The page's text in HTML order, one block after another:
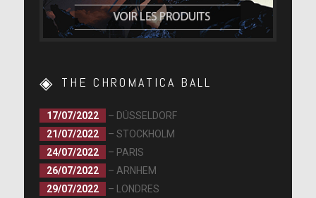
THE CHROMATICA BALL
17/07/2022
– DÜSSELDORF
21/07/2022
– STOCKHOLM
24/07/2022
– PARIS
26/07/2022
– ARNHEM
29/07/2022
– LONDRES